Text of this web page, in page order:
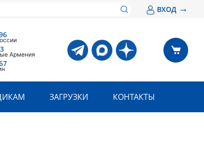
ВХОД →
Армения
ЗАГРУЗКИ КОНТАКТЫ